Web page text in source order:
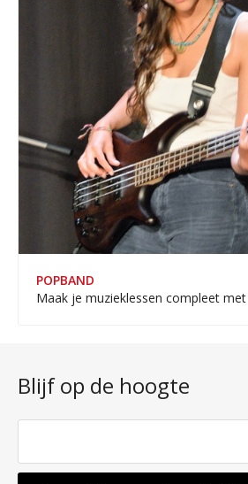
POPBAND
Blijf op de hoogte